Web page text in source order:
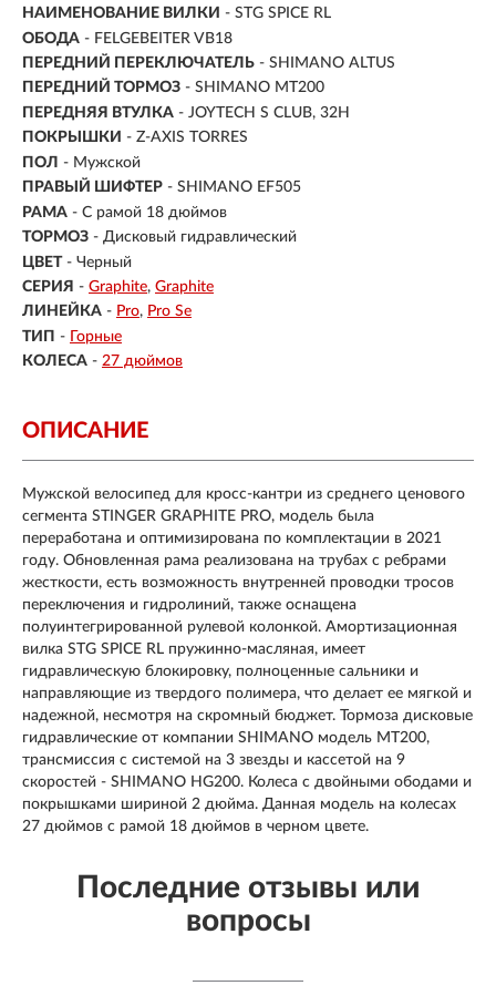
НАИМЕНОВАНИЕ ВИЛКИ - STG SPICE RL
ОБОДА - FELGEBEITER VB18
ПЕРЕДНИЙ ПЕРЕКЛЮЧАТЕЛЬ - SHIMANO ALTUS
ПЕРЕДНИЙ ТОРМОЗ - SHIMANO MT200
ПЕРЕДНЯЯ ВТУЛКА - JOYTECH S CLUB, 32H
ПОКРЫШКИ - Z-AXIS TORRES
ПОЛ - Мужской
ПРАВЫЙ ШИФТЕР - SHIMANO EF505
РАМА - С рамой 18 дюймов
ТОРМОЗ - Дисковый гидравлический
ЦВЕТ - Черный
СЕРИЯ - Graphite Graphite
ЛИНЕЙКА - Pro
Pro Se
ТИП - Горные
КОЛЕСА - 27 дюймов
ОПИСАНИЕ
Мужской велосипед для кросс-кантри из среднего ценового
сегмента STINGER GRAPHITE PRO, модель была
переработана и оптимизирована по комплектации в 2021
году. Обновленная рама реализована на трубах с ребрами
жесткости, есть возможность внутренней проводки тросов
переключения и гидролиний, также оснащена
полуинтегрированной рулевой колонкой. Амортизационная
вилка STG SPICE RL пружинно-масляная, имеет
гидравлическую блокировку, полноценные сальники и
направляющие из твердого полимера, что делает ее мягкой и
надежной, несмотря на скромный бюджет. Тормоза дисковые
гидравлические от компании SHIMANO модель MT200,
трансмиссия с системой на 3 звезды и кассетой на 9
скоростей - SHIMANO HG200. Колеса с двойными ободами и
покрышками шириной 2 дюйма. Данная модель на колесах
27 дюймов с рамой 18 дюймов в черном цвете.
Последние отзывы или
вопросы